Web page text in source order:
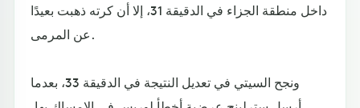
داخل منطقة الجزاء في الدقيقة 31، إلا أن كرته ذهبت بعيدًا
عن المرمى.
ونجح السيتي في تعديل النتيجة في الدقيقة 33، بعدما